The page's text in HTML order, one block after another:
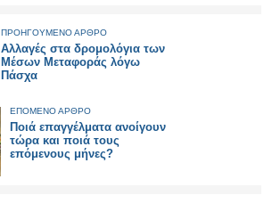
ΠΡΟΗΓΟΥΜΕΝΟ ΑΡΘΡΟ
Αλλαγές στα δρομολόγια των
Μέσων Μεταφοράς λόγω
Πάσχα
ΕΠΟΜΕΝΟ ΑΡΘΡΟ
Ποιά επαγγέλματα ανοίγουν
τώρα και ποιά τους
επόμενους μήνες?